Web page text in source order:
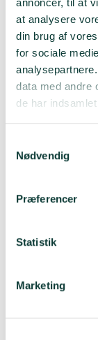
annoncer, til at
at analysere
din brug af
for sociale
data med andre
de har
Nødvendig
Præferencer
Statistik
Marketing
Smag: Dyb og
powerfuld smag
jordbær, hindbær
blåbær
Duft: En
super
super saftige
Bare fordi